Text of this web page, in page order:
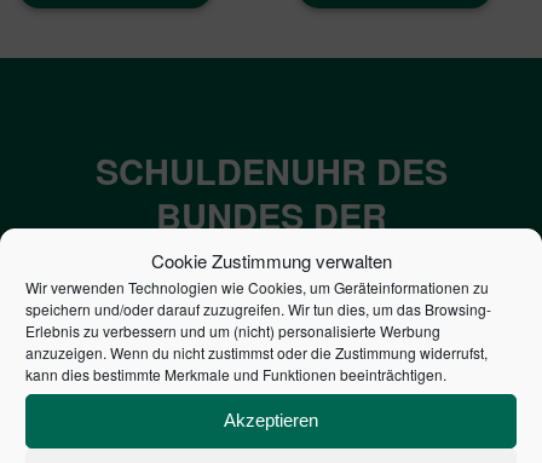
Cookie Zustimmung verwalten
Wir verwenden Technologien wie Cookies, um Geräteinformationen zu
speichern und/oder darauf zuzugreifen. Wir tun dies, um das Browsing-
Erlebnis zu verbessern und um (nicht) personalisierte Werbung
anzuzeigen. Wenn du nicht zustimmst oder die Zustimmung widerrufst,
kann dies bestimmte Merkmale und Funktionen beeinträchtigen.
Akzeptieren
SCHULDENUHR DES
BUNDES DER
STEUERZAHLER
7,052€
NEUVERSCHULDUNG